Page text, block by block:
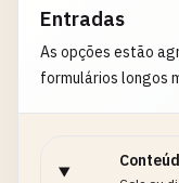
Entradas
As opções estão
formulários longos